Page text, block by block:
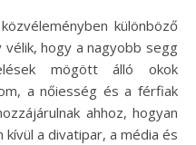
különböző
hogy a nagyobb segg
mögött álló okok
a nőiesség és a férfiak
ahhoz, hogyan
a divatipar, a média és